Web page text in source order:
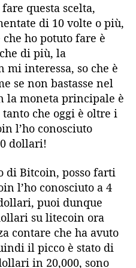
questa scelta,
di 10 volte o più,
ho potuto fare è
di più, la
mi interessa, so che è
se non bastasse nel
la moneta principale è
che oggi è oltre i
l’ho conosciuto
dollari!
di Bitcoin, posso farti
l’ho conosciuto a 4
puoi dunque
su litecoin ora
contare che ha avuto
il picco è stato di
in 20,000, sono